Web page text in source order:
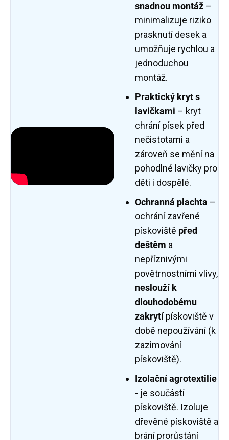
snadnou montáž –
minimalizuje riziko
prasknutí desek a
umožňuje rychlou a
jednoduchou
montáž.
Praktický kryt s
lavičkami – kryt
chrání písek před
nečistotami a
zároveň se mění na
pohodlné lavičky pro
děti i dospělé.
Ochranná plachta –
ochrání zavřené
pískoviště před
deštěm a
nepříznivými
povětrnostními vlivy,
neslouží k
dlouhodobému
zakrytípískoviště v
době nepoužívání (k
zazimování
pískoviště).
Izolační agrotextilie
- je součástí
pískoviště. Izoluje
dřevěné pískoviště a
brání prorůstání